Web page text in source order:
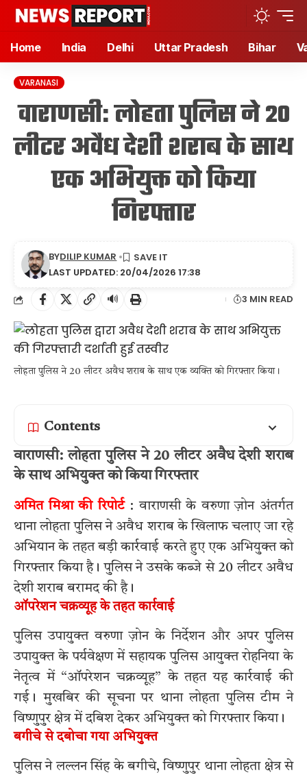
Home India Delhi Uttar Pradesh Bihar
VARANASI
वाराणसी: लोहता पुलिस ने 20
लीटर अवैध देशी शराब के साथ
एक अभियुक्त को किया
गिरफ्तार
LAST UPDATED: 20/04/2026 17:38
BYDILIP KUMAR
🔊 3 MIN READ
लोहता पुलिस ने 20 लीटर अवैध शराब के साथ एक व्यक्ति को गिरफ्तार किया।
Contents
वाराणसी: लोहता पुलिस ने 20 लीटर अवैध देशी शराब
के साथ अभियुक्त को किया गिरफ्तार
अमित मिश्रा की रिपोर्ट: वाराणसी के वरुणा ज़ोन अंतर्गत
थाना लोहता पुलिस ने अवैध शराब के खिलाफ चलाए जा रहे
अभियान के तहत बड़ी कार्रवाई करते हुए एक अभियुक्त को
गिरफ्तार किया है। पुलिस ने उसके कब्जे से 20 लीटर अवैध
देशी शराब बरामद की है।
ऑपरेशन चक्रव्यूह के तहत कार्रवाई
पुलिस उपायुक्त वरुणा ज़ोन के निर्देशन और अपर पुलिस
उपायुक्त के पर्यवेक्षण में सहायक पुलिस आयुक्त रोहनिया के
नेतृत्व में “ऑपरेशन चक्रव्यूह” के तहत यह कार्रवाई की
गई। मुखबिर की सूचना पर थाना लोहता पुलिस टीम ने
विष्णुपुर क्षेत्र में दबिश देकर अभियुक्त को गिरफ्तार किया।
बगीचे से दबोचा गया अभियुक्त
पुलिस ने लल्लन सिंह के बगीचे, विष्णुपुर थाना लोहता क्षेत्र से